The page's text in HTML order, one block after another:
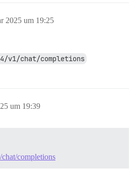
2025 um 19:25
v1/chat/completions
um 19:39
completions